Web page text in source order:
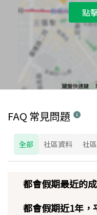
點
FAQ 常見問題
全部 社區資料 社
都會假期最近的
都會假期近1年，